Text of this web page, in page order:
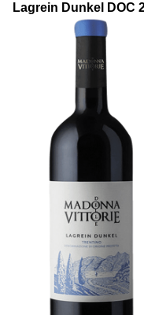
Lagrein Dunkel DOC